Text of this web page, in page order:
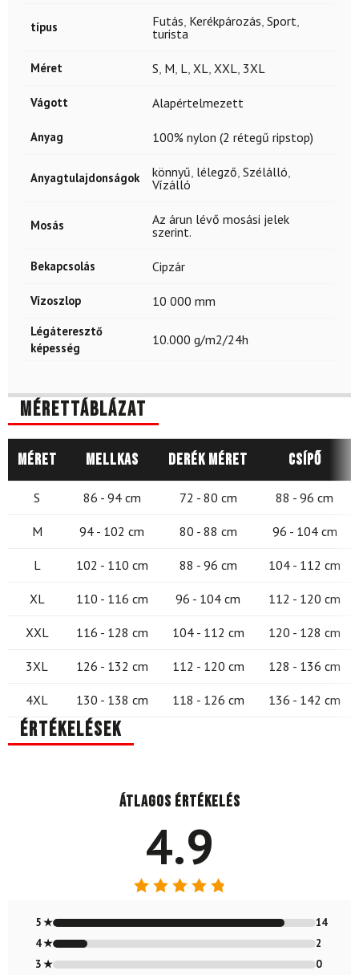
típus Futás, Kerékpározás, Sport,
turista
Méret S, M, L, XL, XXL, 3XL
Vágott Alapértelmezett
Anyag 100% nylon (2 rétegű ripstop)
Anyagtulajdonságok könnyű, lélegző, Szélálló,
Vízálló
Mosás
Az árun lévő mosási jelek
szerint.
Bekapcsolás Cipzár
Vízoszlop 10 000 mm
Légáteresztő
képesség
10.000 g/m2/24h
Mérettáblázat
Méret Mellkas Derék méret Csípő
S 86 - 94 cm 72 - 80 cm 88 - 96 cm
M 94 - 102 cm 80 - 88 cm 96 - 104 cm
L 102 - 110 cm 88 - 96 cm 104 - 112 cm
XL 110 - 116 cm 96 - 104 cm 112 - 120 cm
XXL 116 - 128 cm 104 - 112 cm 120 - 128 cm
3XL 126 - 132 cm 112 - 120 cm 128 - 136 cm
4XL 130 - 138 cm 118 - 126 cm 136 - 142 cm
Értékelések
Átlagos értékelés
4.9
4.88/ 5
5 ★
14
4 ★
2
3 ★
0